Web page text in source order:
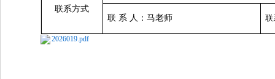
联系方式
联 系 人：马老师 联
2026019.pdf